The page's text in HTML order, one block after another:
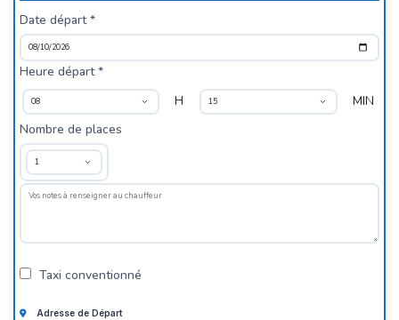
Date départ *
Heure départ *
H
MIN
Nombre de places
Taxi conventionné
Adresse de Départ